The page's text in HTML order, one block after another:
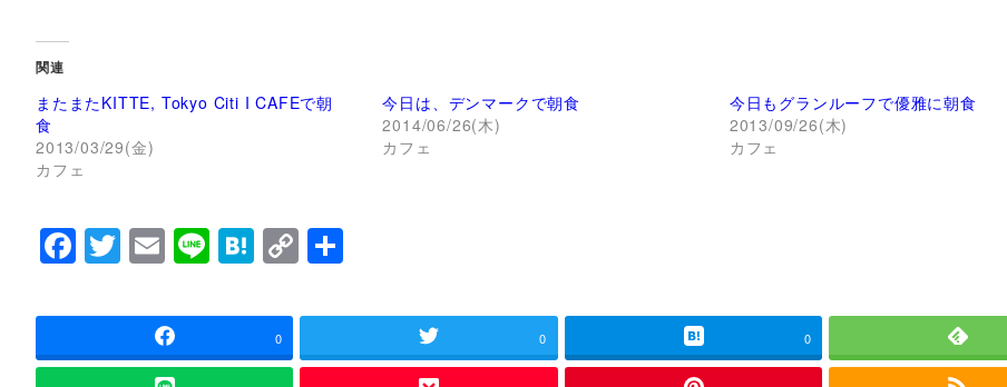
し
て
T
i
t
t
e
で
新
し
い
ド
で
開
で
す
ッ
ク
し
さ
(
新
関連
またまたKITTE, Tokyo Citi I CAFEで朝
食
2013/03/29(金)
カフェ
今日は、デンマークで朝食
2014/06/26(木)
カフェ
今日もグランルーフで優雅に朝食
2013/09/26(木)
カフェ
F
c
e
T
tt
er
E
ai
l
Li
e
H
e
n
C
p
y
0 0 0